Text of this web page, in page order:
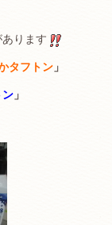
ります
タフトン 」
ン 」